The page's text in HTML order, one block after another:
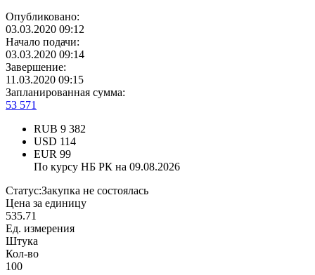
Опубликовано:
03.03.2020 09:12
Начало подачи:
03.03.2020 09:14
Завершение:
11.03.2020 09:15
Запланированная сумма:
53 571
RUB 9 382
USD 114
EUR 99
По курсу НБ РК на 09.08.2026
Статус:Закупка не состоялась
Цена за единицу
535.71
Ед. измерения
Штука
Кол-во
100